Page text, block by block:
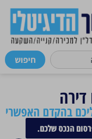
חיפוש
בהקדם האפשרי
הנכס שלכם.